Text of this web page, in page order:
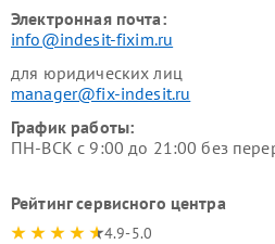
Электронная почта:
info@indesit-fixim.ru
для юридических лиц
manager@fix-indesit.ru
График работы:
ПН-ВСК с 9:00 до 21:00 без
Рейтинг сервисного центра
4.9-5.0